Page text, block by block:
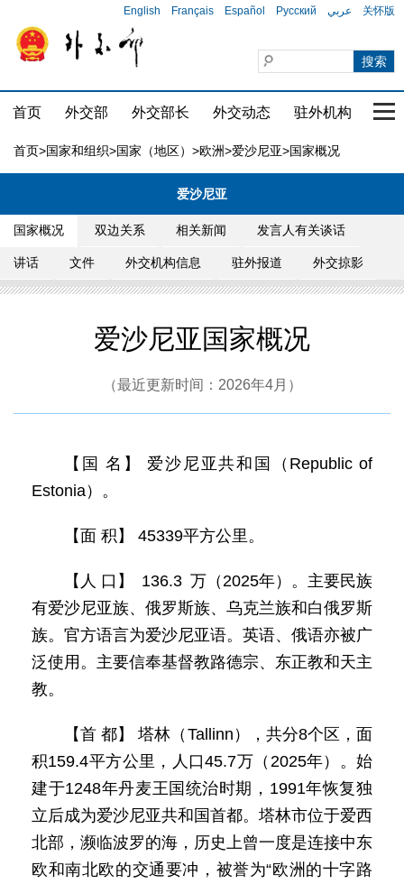
English Français Español Русский عربي 关怀版
首页 外交部 外交部长 外交动态 驻外机构 国
首页>国家和组织>国家（地区） >欧洲>爱沙尼亚>国家概况
爱沙尼亚
国家概况 双边关系 相关新闻 发言人有关谈话
讲话 文件 外交机构信息 驻外报道 外交掠影
爱沙尼亚国家概况
（最近更新时间：2026年4月）
【国 名】 爱沙尼亚共和国（Republic of
Estonia）。
【面 积】 45339平方公里。
【人 口】 136.3 万（2025年）。主要民族
有爱沙尼亚族、俄罗斯族、乌克兰族和白俄罗斯
族。官方语言为爱沙尼亚语。英语、俄语亦被广
泛使用。主要信奉基督教路德宗、东正教和天主
教。
【首 都】 塔林（Tallinn），共分8个区，面
积159.4平方公里，人口45.7万（2025年）。始
建于1248年丹麦王国统治时期，1991年恢复独
立后成为爱沙尼亚共和国首都。塔林市位于爱西
北部，濒临波罗的海，历史上曾一度是连接中东
欧和南北欧的交通要冲，被誉为“欧洲的十字路